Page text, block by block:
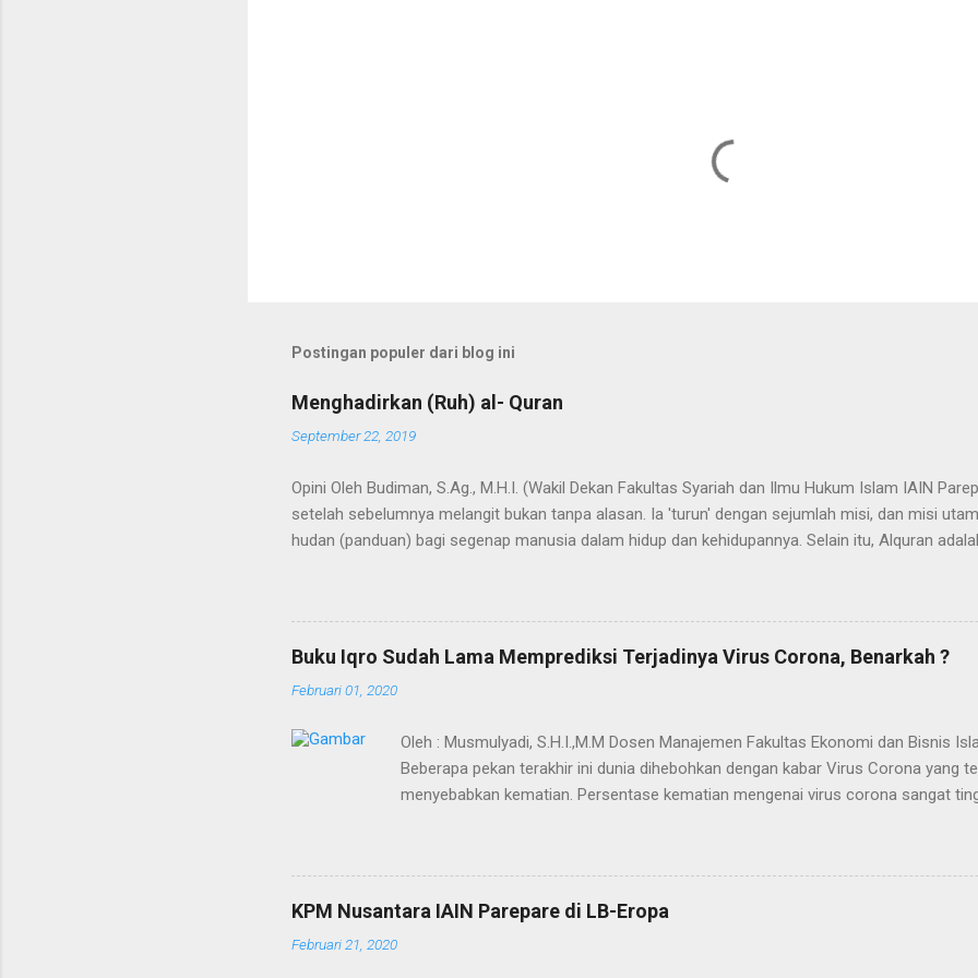
Postingan populer dari blog ini
Menghadirkan (Ruh) al- Quran
September 22, 2019
Opini Oleh Budiman, S.Ag., M.H.I. (Wakil Dekan Fakultas Syariah dan Ilmu Hukum Islam IAIN
setelah sebelumnya melangit bukan tanpa alasan. Ia 'turun' dengan sejumlah misi, dan misi
hudan (panduan) bagi segenap manusia dalam hidup dan kehidupannya. Selain itu, Alquran
bahkan semesta. Agaknya tidak berlebihan apabila dinyatakan bahwa proses penyebarluasan
Alquran dimulai saat Baginda Nabi SAW hijrah dari Mekah ke Yatsrib. Itu sebabnya ketika
mengubah nama Yatsrib menjadi Madinah Munawwarah (kota/peradaban yg tercahayakan).
Baginda Nabi merupakan proses "transmisi cahaya" yang secara kasat mata akumulasi cahaya
berakhirnya pewahyuan dan dengan adanya u...
Buku Iqro Sudah Lama Memprediksi Terjadinya Virus Corona, Benarkah ?
Februari 01, 2020
Oleh : Musmulyadi, S.H.I.,M.M Dosen Manajemen Fakultas Ekonomi dan Bisnis
Beberapa pekan terakhir ini dunia dihebohkan dengan kabar Virus Corona yang
menyebabkan kematian. Persentase kematian mengenai virus corona sangat
merupakan virus buatan pemerintah China yang disimpan di markas militer di
akan disebarkan ke seluruh dunia demi menarik uang dari hasil penjualan vaksin.
dilakukan kajian, diduga virus corona sengaja dibuat pemerintah China sebagai
mematikan. Ada dugaan terjadi kebocoran penyimpanannya di markas militer di
KPM Nusantara IAIN Parepare di LB-Eropa
Februari 21, 2020